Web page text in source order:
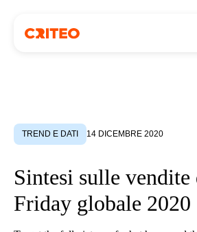
TREND E DATI 14 DICEMBRE 2020
Sintesi sulle
Friday globale 2020